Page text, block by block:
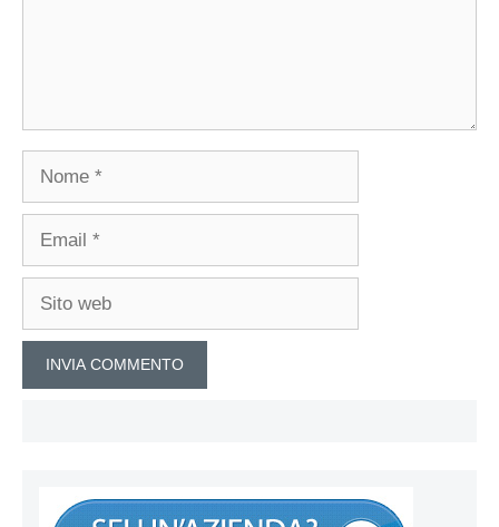
Nome
Email
Sito